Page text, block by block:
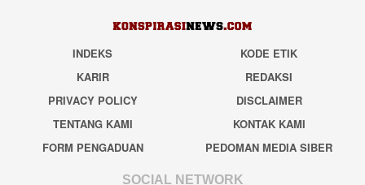
INDEKS
KODE ETIK
KARIR
REDAKSI
PRIVACY POLICY
DISCLAIMER
TENTANG KAMI
KONTAK KAMI
FORM PENGADUAN
PEDOMAN MEDIA SIBER
SOCIAL NETWORK